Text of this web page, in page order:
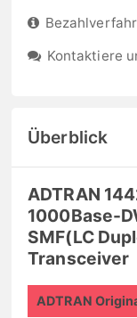
Kontaktiere
Überblick
ADTRAN
1000Base-
SMF(LC
Transceiver
ADTRAN